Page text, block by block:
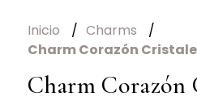
Inicio
Charms
Charm Corazón
Charm Corazón